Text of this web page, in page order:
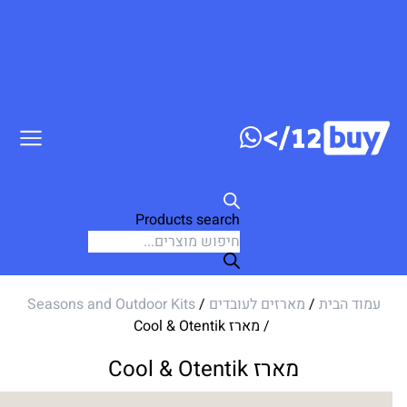
Products search
עמוד הבית/מארזים לעובדים/
Seasons and Outdoor Kits
/ מארז Cool & Otentik
מארז Cool & Otentik